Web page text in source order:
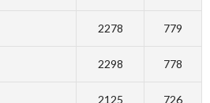
2278 779
2298 778
2125 726